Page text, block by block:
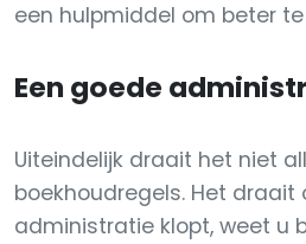
een hulpmiddel om beter
Een goede
Uiteindelijk draait het niet
boekhoudregels. Het draait
administratie klopt, weet u